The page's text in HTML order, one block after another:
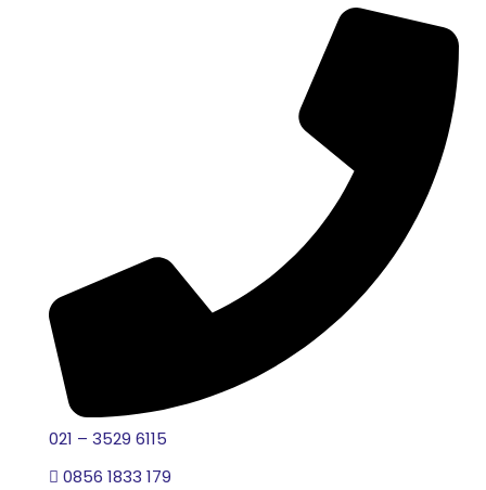
021 – 3529 6115
0856 1833 179